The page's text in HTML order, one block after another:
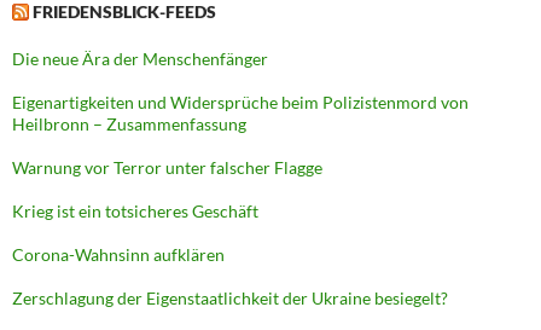
FRIEDENSBLICK-FEEDS
Die neue Ära der Menschenfänger
Eigenartigkeiten und Widersprüche beim Polizistenmord von
Heilbronn – Zusammenfassung
Warnung vor Terror unter falscher Flagge
Krieg ist ein totsicheres Geschäft
Corona-Wahnsinn aufklären
Zerschlagung der Eigenstaatlichkeit der Ukraine besiegelt?